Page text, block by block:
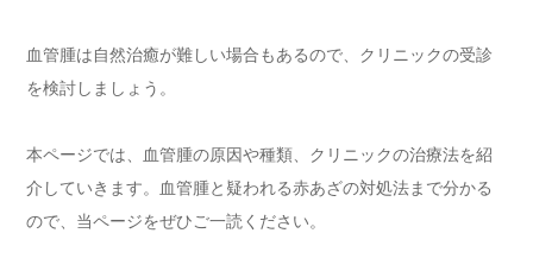
血管腫は自然治癒が難しい場合もあるので、クリニックの受診
を検討しましょう。
本ページでは、血管腫の原因や種類、クリニックの治療法を紹
介していきます。血管腫と疑われる赤あざの対処法まで分かる
ので、当ページをぜひご一読ください。